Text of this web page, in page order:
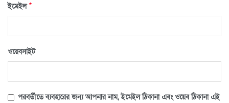
ইমেইল*
ওয়েবসাইট
পরবর্তীতে ব্যবহারের জন্য আপনার নাম, ইমেইল ঠিকানা এবং ওয়েব ঠিকানা এই